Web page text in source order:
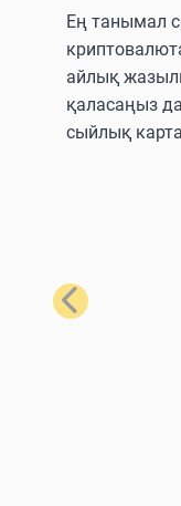
Ең танымал
айлық
қаласаңыз
сыйлық
Алдыңғы